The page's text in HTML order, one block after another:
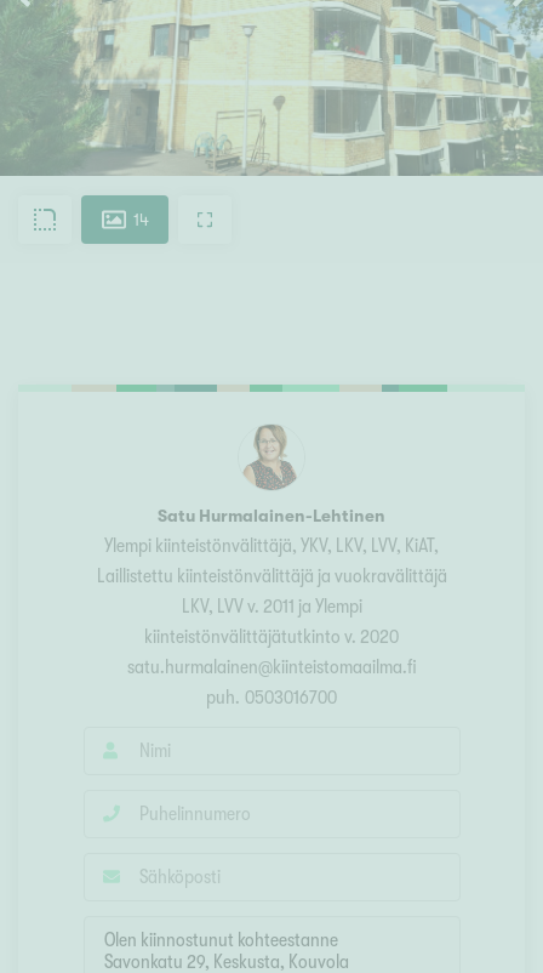
14
Satu Hurmalainen-Lehtinen
Ylempi kiinteistönvälittäjä, YKV, LKV, LVV, KiAT ,
Laillistettu kiinteistönvälittäjä ja vuokravälittäjä
LKV, LVV v. 2011 ja Ylempi
kiinteistönvälittäjätutkinto v. 2020
satu.hurmalainen@kiinteistomaailma.fi
puh. 0503016700